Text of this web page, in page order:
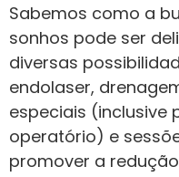
Sabemos como a
sonhos pode ser
diversas
endolaser,
especiais (inclusive
operatório) e
promover a